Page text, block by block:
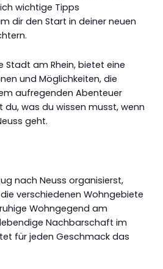
wichtige Tipps
dir den Start in deiner neuen
Stadt am Rhein, bietet eine
und Möglichkeiten, die
aufregenden Abenteuer
du, was du wissen musst, wenn
geht.
nach Neuss organisierst,
verschiedenen Wohngebiete
Wohngegend am
Nachbarschaft im
für jeden Geschmack das